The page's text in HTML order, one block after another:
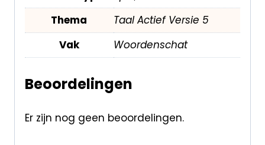
Thema
Taal Actief Versie 5
Vak
Woordenschat
Beoordelingen
Er zijn nog geen beoordelingen.